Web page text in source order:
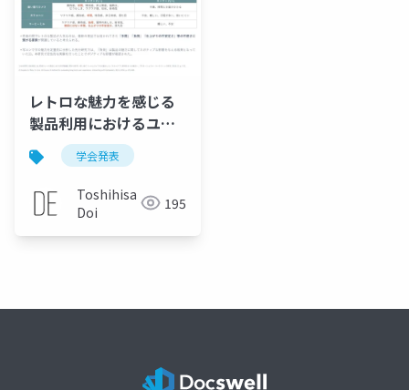
レトロな魅力を感じる
製品利用におけるユー
ザエクスペリエンス分
析
学会発表
Toshihisa
Doi
195